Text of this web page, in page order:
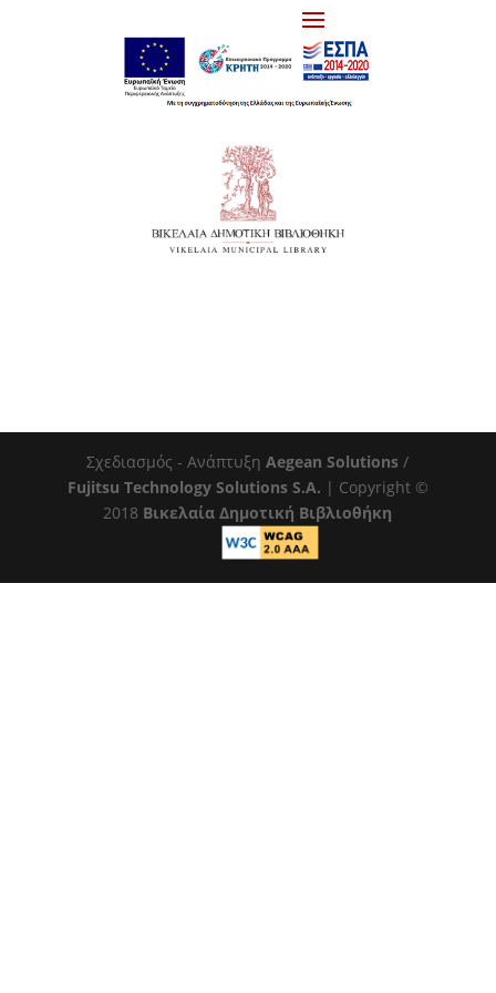
Σχεδιασμός - ΑνάπτυξηAegean Solutions /
Fujitsu Technology Solutions S.A. | Copyright ©
2018 Βικελαία Δημοτική Βιβλιοθήκη